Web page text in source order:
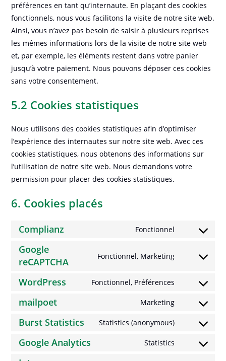
préférences en tant qu’internaute. En plaçant des cookies
fonctionnels, nous vous facilitons la visite de notre site web.
Ainsi, vous n’avez pas besoin de saisir à plusieurs reprises
les mêmes informations lors de la visite de notre site web
et, par exemple, les éléments restent dans votre panier
jusqu’à votre paiement. Nous pouvons déposer ces cookies
sans votre consentement.
5.2 Cookies statistiques
Nous utilisons des cookies statistiques afin d’optimiser
l’expérience des internautes sur notre site web. Avec ces
cookies statistiques, nous obtenons des informations sur
l’utilisation de notre site web. Nous demandons votre
permission pour placer des cookies statistiques.
6. Cookies placés
Complianz Fonctionnel
Consent
service
Google
reCAPTCHA
Fonctionnel, Marketing
Consent
service
google-
WordPress Fonctionnel, Préférences
Consent
wordpress
mailpoet Marketing
Consent
mailpoet
Burst Statistics Statistics (anonymous)
Consent
Google Analytics Statistics
Consent